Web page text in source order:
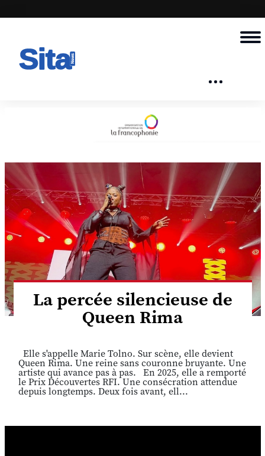
La percée silencieuse de
Queen Rima
Elle s'appelle Marie Tolno. Sur scène, elle devient
Queen Rima. Une reine sans couronne bruyante. Une
artiste qui avance pas à pas. En 2025, elle a remporté
le Prix Découvertes RFI. Une consécration attendue
depuis longtemps. Deux fois avant, ell...